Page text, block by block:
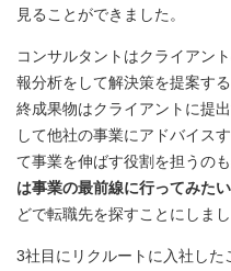
見ることができました。
コンサルタントはクライアン
報分析をして解決策を提案す
終成果物はクライアントに提
して他社の事業にアドバイス
て事業を伸ばす役割を担うの
は事業の最前線に行ってみたい
どで転職先を探すことにしまし
3社目にリクルートに入社し